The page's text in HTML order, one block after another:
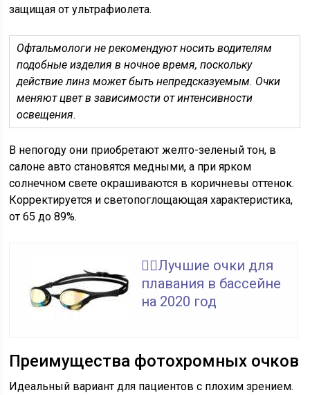
защищая от ультрафиолета.
Офтальмологи не рекомендуют носить водителям
подобные изделия в ночное время, поскольку
действие линз может быть непредсказуемым. Очки
меняют цвет в зависимости от интенсивности
освещения.
В непогоду они приобретают желто-зеленый тон, в
салоне авто становятся медными, а при ярком
солнечном свете окрашиваются в коричневы оттенок.
Корректируется и светопоглощающая характеристика,
от 65 до 89%.
🏊‍♀️Лучшие очки для
плавания в бассейне
на 2020 год
Преимущества фотохромных очков
Идеальный вариант для пациентов с плохим зрением.